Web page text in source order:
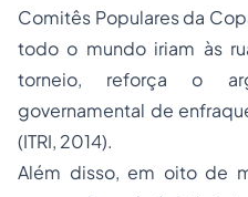
Comitês Populares da
todo o mundo iriam às
torneio, reforça o
governamental de
(ITRI, 2014).
Além disso, em oito de